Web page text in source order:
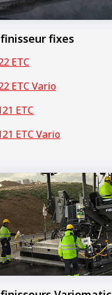
fixes
ETC
ETC Vario
ETC
ETC Vario